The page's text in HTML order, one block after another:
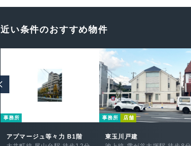
近い条件のおすすめ物件
事務所
アプマージュ等々力 B1階
事務所 店舗
東玉川戸建